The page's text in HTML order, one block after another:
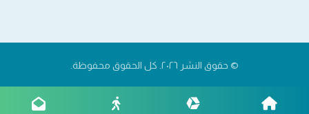
© حقوق النشر ٢٠٢٦. كل الحقوق محفوظة.